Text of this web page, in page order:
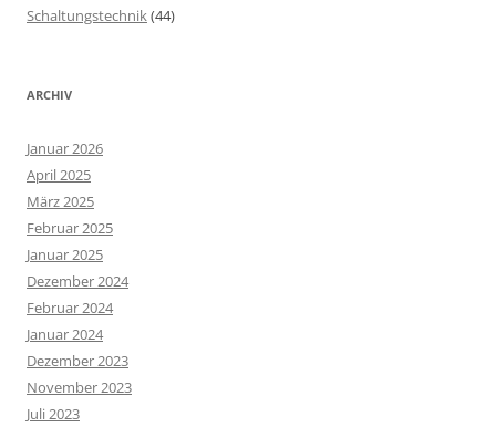
Schaltungstechnik(44)
ARCHIV
Januar 2026
April 2025
März 2025
Februar 2025
Januar 2025
Dezember 2024
Februar 2024
Januar 2024
Dezember 2023
November 2023
Juli 2023